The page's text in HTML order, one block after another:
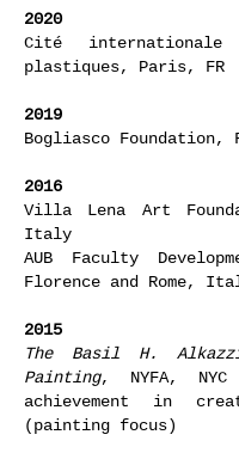
2020
Cité
plastiques, Paris, FR
2019
Bogliasco
2016
Villa Lena Art
Italy
AUB Faculty
Florence and Rome,
2015
The Basil H.
Painting, NYFA,
achievement in
(painting focus)